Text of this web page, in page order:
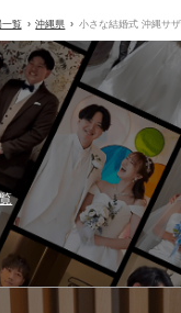
一覧 沖縄県 小さな結婚式 沖縄サ